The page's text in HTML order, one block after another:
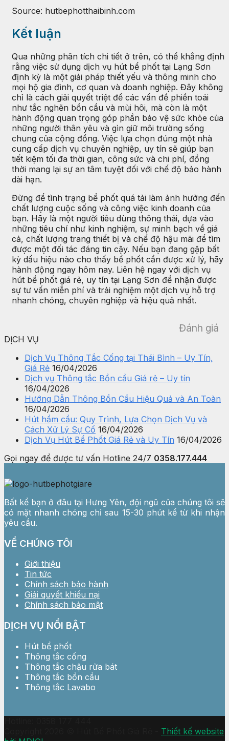
Source: hutbephotthaibinh.com
Kết luận
Qua những phân tích chi tiết ở trên, có thể khẳng định
rằng việc sử dụng dịch vụ hút bể phốt tại Lạng Sơn
định kỳ là một giải pháp thiết yếu và thông minh cho
mọi hộ gia đình, cơ quan và doanh nghiệp. Đây không
chỉ là cách giải quyết triệt để các vấn đề phiền toái
như tắc nghẽn bồn cầu và mùi hôi, mà còn là một
hành động quan trọng góp phần bảo vệ sức khỏe của
những người thân yêu và gìn giữ môi trường sống
chung của cộng đồng. Việc lựa chọn đúng một nhà
cung cấp dịch vụ chuyên nghiệp, uy tín sẽ giúp bạn
tiết kiệm tối đa thời gian, công sức và chi phí, đồng
thời mang lại sự an tâm tuyệt đối với chế độ bảo hành
dài hạn.
Đừng để tình trạng bể phốt quá tải làm ảnh hưởng đến
chất lượng cuộc sống và công việc kinh doanh của
bạn. Hãy là một người tiêu dùng thông thái, dựa vào
những tiêu chí như kinh nghiệm, sự minh bạch về giá
cả, chất lượng trang thiết bị và chế độ hậu mãi để tìm
được một đối tác đáng tin cậy. Nếu bạn đang gặp bất
kỳ dấu hiệu nào cho thấy bể phốt cần được xử lý, hãy
hành động ngay hôm nay. Liên hệ ngay với dịch vụ
hút bể phốt giá rẻ, uy tín tại Lạng Sơn để nhận được
sự tư vấn miễn phí và trải nghiệm một dịch vụ hỗ trợ
nhanh chóng, chuyên nghiệp và hiệu quả nhất.
Đánh giá
DỊCH VỤ
Dịch Vụ Thông Tắc Cống tại Thái Bình – Uy Tín,
Giá Rẻ 16/04/2026
Dịch vụ Thông tắc Bồn cầu Giá rẻ – Uy tín
16/04/2026
Hướng Dẫn Thông Bồn Cầu Hiệu Quả và An Toàn
16/04/2026
Hút hầm cầu: Quy Trình, Lựa Chọn Dịch Vụ và
Cách Xử Lý Sự Cố 16/04/2026
Dịch Vụ Hút Bể Phốt Giá Rẻ và Uy Tín 16/04/2026
Gọi ngay để được tư vấn Hotline 24/7 0358.177.444
Bất kể bạn ở đâu tại Hưng Yên, đội ngũ của chúng tôi sẽ
có mặt nhanh chóng chỉ sau 15-30 phút kể từ khi nhận
yêu cầu.
VỀ CHÚNG TÔI
Giới thiệu
Tin tức
Chính sách bảo hành
Giải quyết khiếu nại
Chính sách bảo mật
DỊCH VỤ NỔI BẬT
Hút bể phốt
Thông tắc cống
Thông tắc chậu rửa bát
Thông tắc bồn cầu
Thông tắc Lavabo
Thiết kế website